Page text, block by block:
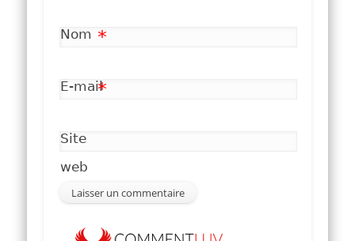
Nom *
E-mail*
Site
web